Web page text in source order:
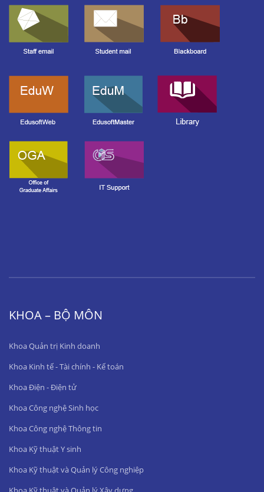
KHOA – BỘ MÔN
Khoa Quản trị Kinh doanh
Khoa Kinh tế - Tài chính - Kế toán
Khoa Điện - Điện tử
Khoa Công nghệ Sinh học
Khoa Công nghệ Thông tin
Khoa Kỹ thuật Y sinh
Khoa Kỹ thuật và Quản lý Công nghiệp